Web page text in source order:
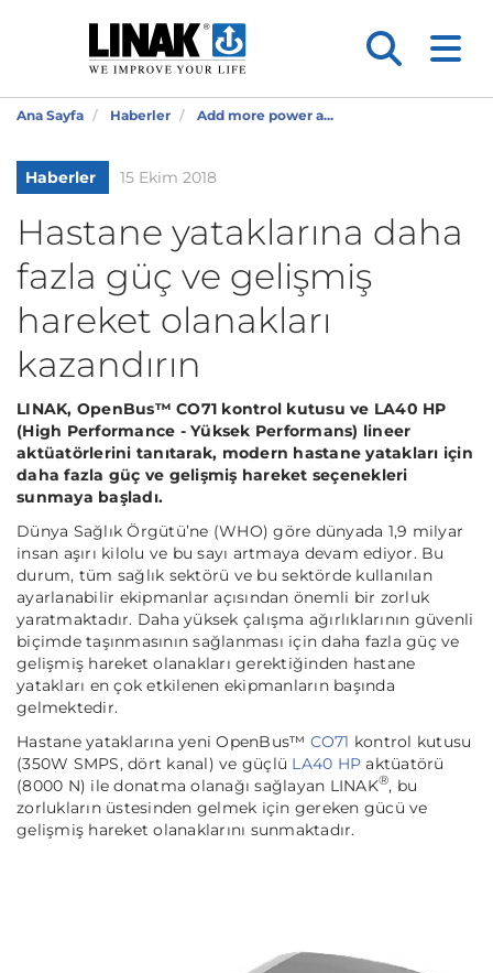
Ana Sayfa Haberler Add more power a...
Haberler 15 Ekim 2018
Hastane yataklarına daha
fazla güç ve gelişmiş
hareket olanakları
kazandırın
LINAK, OpenBus™ CO71 kontrol kutusu ve LA40 HP
(High Performance - Yüksek Performans) lineer
aktüatörlerini tanıtarak, modern hastane yatakları için
daha fazla güç ve gelişmiş hareket seçenekleri
sunmaya başladı.
Dünya Sağlık Örgütü’ne (WHO) göre dünyada 1,9 milyar
insan aşırı kilolu ve bu sayı artmaya devam ediyor. Bu
durum, tüm sağlık sektörü ve bu sektörde kullanılan
ayarlanabilir ekipmanlar açısından önemli bir zorluk
yaratmaktadır. Daha yüksek çalışma ağırlıklarının güvenli
biçimde taşınmasının sağlanması için daha fazla güç ve
gelişmiş hareket olanakları gerektiğinden hastane
yatakları en çok etkilenen ekipmanların başında
gelmektedir.
Hastane yataklarına yeni OpenBus™ CO71 kontrol kutusu
(350W SMPS, dört kanal) ve güçlü LA40 HP aktüatörü
(8000 N) ile donatma olanağı sağlayan LINAK®, bu
zorlukların üstesinden gelmek için gereken gücü ve
gelişmiş hareket olanaklarını sunmaktadır.